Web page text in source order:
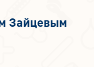
Зайцевым